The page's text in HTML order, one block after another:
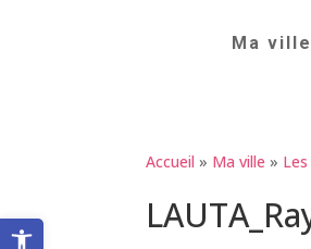
Ouvrir la barre d’outils
Ma ville
Accueil » Ma ville »